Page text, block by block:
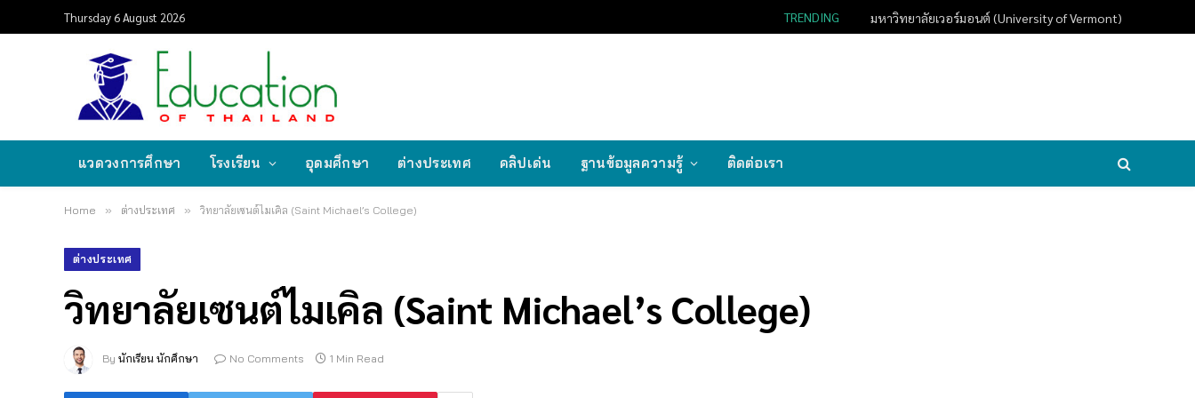
Thursday 6 August 2026 TRENDING มหาวิทยาลัยเวอร์มอนต์ (University of Vermont)
แวดวงการศึกษา โรงเรียน อุดมศึกษา ต่างประเทศ คลิปเด่น ฐานข้อมูลความรู้ ติดต่อเรา
Home » ต่างประเทศ » วิทยาลัยเซนต์ไมเคิล (Saint Michael’s College)
ต่างประเทศ
วิทยาลัยเซนต์ไมเคิล (Saint Michael’s College)
By นักเรียน นักศึกษา No Comments 1 Min Read